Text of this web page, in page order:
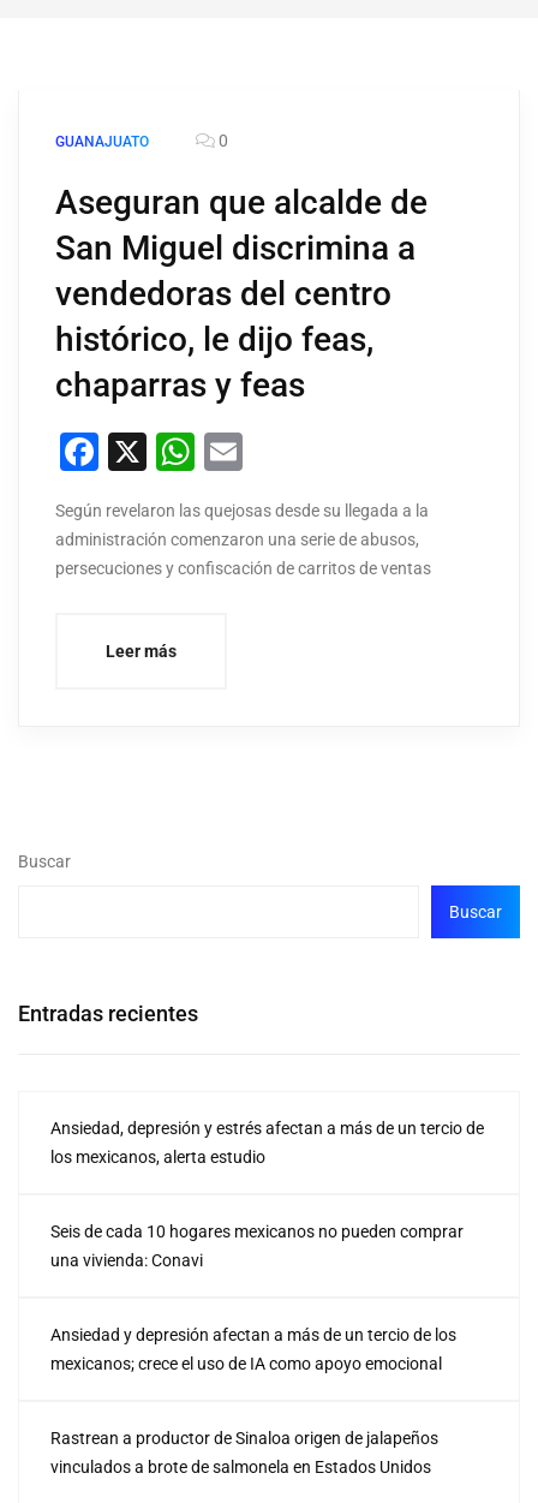
GUANAJUATO 0
Aseguran que alcalde de
San Miguel discrimina a
vendedoras del centro
histórico, le dijo feas,
chaparras y feas
Facebook
X WhatsApp
Según revelaron las quejosas desde su llegada a la
administración comenzaron una serie de abusos,
persecuciones y confiscación de carritos de ventas
Leer más
Buscar
Buscar
Entradas recientes
Ansiedad, depresión y estrés afectan a más de un tercio de
los mexicanos, alerta estudio
Seis de cada 10 hogares mexicanos no pueden comprar
una vivienda: Conavi
Ansiedad y depresión afectan a más de un tercio de los
mexicanos; crece el uso de IA como apoyo emocional
Rastrean a productor de Sinaloa origen de jalapeños
vinculados a brote de salmonela en Estados Unidos